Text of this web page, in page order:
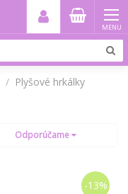
MENU
Plyšové hrkálky
Odporúčame
-13%